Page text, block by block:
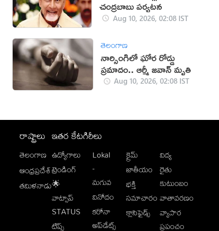
చంద్రబాబు పర్యటన
Aug 10, 2026, 02:08 IST
తెలంగాణ
నార్సింగిలో ఘోర రోడ్డు
ప్రమాదం.. ఆర్మీ జవాన్ మృతి
Aug 10, 2026, 02:08 IST
రాష్ట్రాలు
తెలంగాణ
ఆంధ్రప్రదేశ్
తమిళనాడు
ఇతర కేటగిరీలు
ఉద్యోగాలు
ట్రెండింగ్
🌟
వాట్సాప్
STATUS
టిప్స్
Lokal
-
మగువ
వినోదం
కరోనా
అప్‌డేట్స్
క్రైమ్
జాతీయం
భక్తి
సమాచారం
క్లాసిఫైడ్స్
విద్య
రైతు
కుటుంబం
వాతావరణం
వ్యాపార
ప్రపంచం